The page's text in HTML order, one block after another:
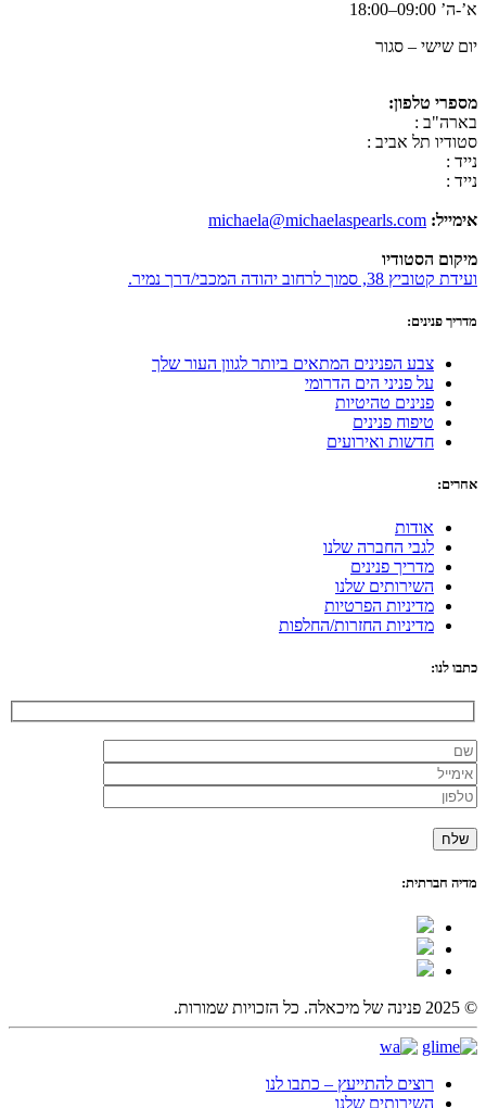
א’-ה’ 09:00–18:00
יום שישי – סגור
מספרי טלפון:
בארה"ב :
סטודיו תל אביב :
נייד :
נייד :
אימייל: michaela@michaelaspearls.com
מיקום הסטודיו
ועידת קטוביץ 38, סמוך לרחוב יהודה המכבי/דרך נמיר.
מדריך פנינים:
צבע הפנינים המתאים ביותר לגוון העור שלך
על פניני הים הדרומי
פנינים טהיטיות
טיפוח פנינים
חדשות ואירועים
אחרים:
אודות
לגבי החברה שלנו
מדריך פנינים
השירותים שלנו
מדיניות הפרטיות
מדיניות החזרות/החלפות
כתבו לנו:
מדיה חברתית:
© 2025 פנינה של מיכאלה. כל הזכויות שמורות.
רוצים להתייעץ – כתבו לנו
השירותים שלנו